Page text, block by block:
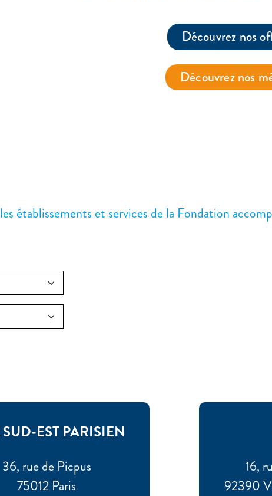
Découvrez nos
Découvrez nos
établissements et services de la Fondation
SUD-EST PARISIEN
36, rue de Picpus
75012 Paris
16,
92390